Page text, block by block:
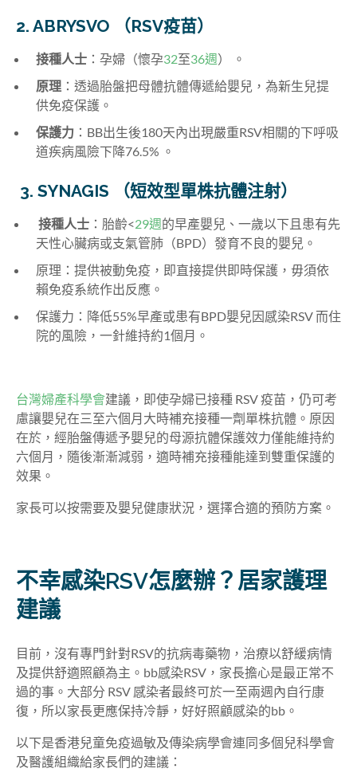
2. ABRYSVO （RSV疫苗）
接種人士 ：孕婦（懷孕32至36週） 。
原理 ：透過胎盤把母體抗體傳遞給嬰兒，為新生兒提
供免疫保護。
保護力 ：BB出生後180天內出現嚴重RSV相關的下呼吸
道疾病風險下降76.5% 。
3. SYNAGIS （短效型單株抗體注射）
接種人士 ：胎齡<29週的早產嬰兒、一歲以下且患有先
天性心臟病或支氣管肺（BPD）發育不良的嬰兒。
原理：提供被動免疫，即直接提供即時保護，毋須依
賴免疫系統作出反應。
保護力：降低55%早產或患有BPD嬰兒因感染RSV 而住
院的風險，一針維持約1個月。
台灣婦產科學會建議，即使孕婦已接種 RSV 疫苗，仍可考
慮讓嬰兒在三至六個月大時補充接種一劑單株抗體。原因
在於，經胎盤傳遞予嬰兒的母源抗體保護效力僅能維持約
六個月，隨後漸漸減弱，適時補充接種能達到雙重保護的
效果。
家長可以按需要及嬰兒健康狀況，選擇合適的預防方案。
不幸感染RSV怎麼辦？居家護理
建議
目前，沒有專門針對RSV的抗病毒藥物，治療以舒緩病情
及提供舒適照顧為主。bb感染RSV，家長擔心是最正常不
過的事。大部分 RSV 感染者最終可於一至兩週內自行康
復，所以家長更應保持冷靜，好好照顧感染的bb。
以下是香港兒童免疫過敏及傳染病學會連同多個兒科學會
及醫護組織給家長們的建議：